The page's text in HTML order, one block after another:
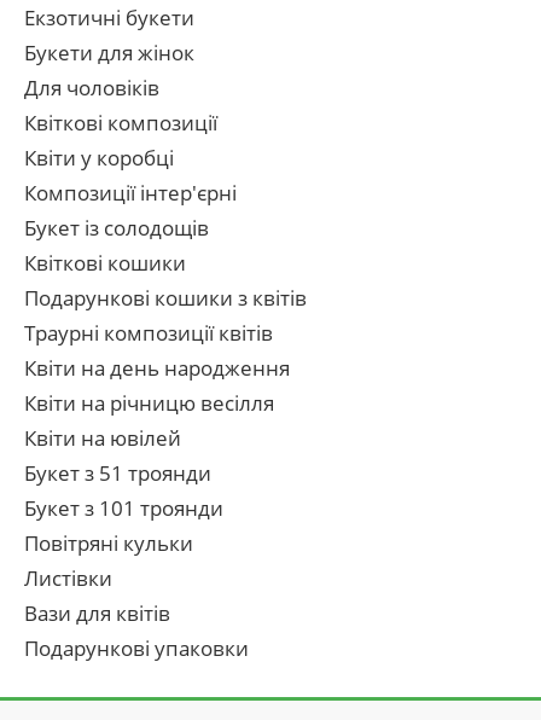
Екзотичні букети
Букети для жінок
Для чоловіків
Квіткові композиції
Квіти у коробці
Композиції інтер'єрні
Букет із солодощів
Квіткові кошики
Подарункові кошики з квітів
Траурні композиції квітів
Квіти на день народження
Квіти на річницю весілля
Квіти на ювілей
Букет з 51 троянди
Букет з 101 троянди
Повітряні кульки
Листівки
Вази для квітів
Подарункові упаковки